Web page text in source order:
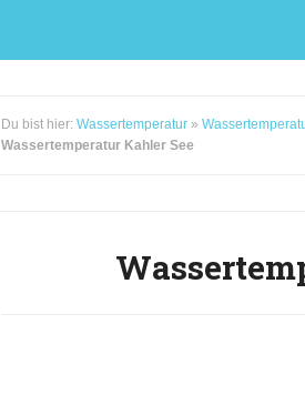
Du bist hier: Wassertemperatur »
Wassertemperatur Kahler See